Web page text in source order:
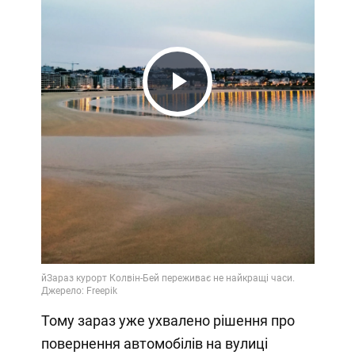
Play
Video
Тому зараз уже ухвалено рішення про
повернення автомобілів на вулиці